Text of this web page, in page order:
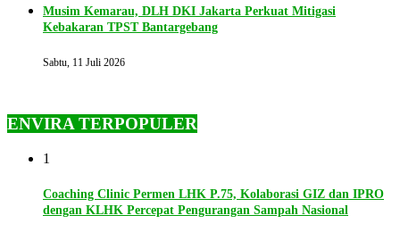
Musim Kemarau, DLH DKI Jakarta Perkuat Mitigasi
Kebakaran TPST Bantargebang
Sabtu, 11 Juli 2026
ENVIRA TERPOPULER
1
Coaching Clinic Permen LHK P.75, Kolaborasi GIZ dan IPRO
dengan KLHK Percepat Pengurangan Sampah Nasional